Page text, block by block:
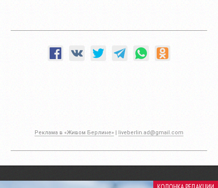
Реклама в «Живом Берлине» liveberlin.ad@gmail.com